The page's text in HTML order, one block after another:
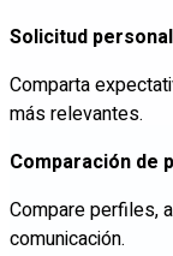
Solicitud
Comparta
más relevantes.
Comparación de
Compare perfiles,
comunicación.